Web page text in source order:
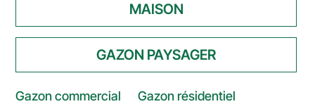
MAISON
GAZON PAYSAGER
Gazon commercial Gazon résidentiel